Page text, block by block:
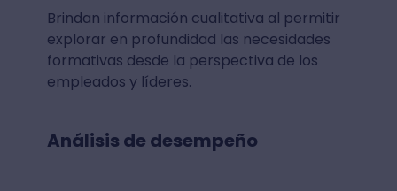
Brindan información cualitativa al permitir
explorar en profundidad las necesidades
formativas desde la perspectiva de los
empleados y líderes.
Análisis de desempeño